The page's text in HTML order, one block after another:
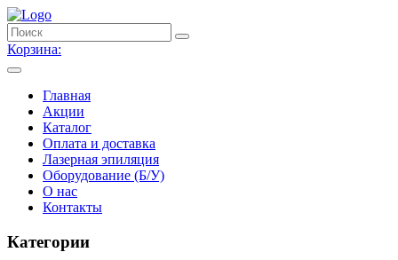
Корзина:
Главная
Акции
Каталог
Оплата и доставка
Лазерная эпиляция
Оборудование (Б/У)
О нас
Контакты
Категории